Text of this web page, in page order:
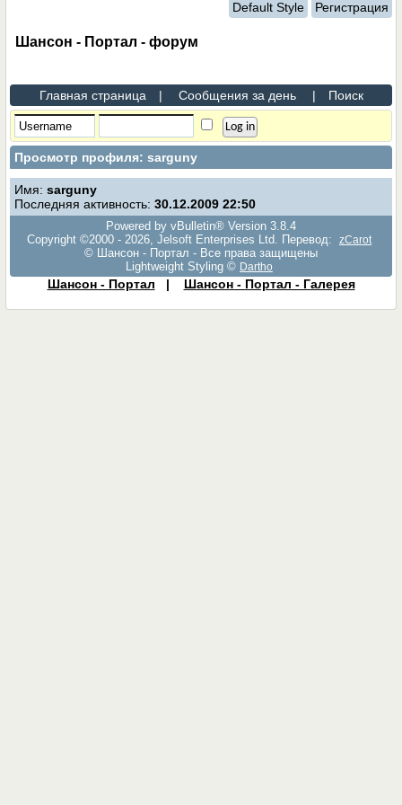
Default Style Регистрация
Шансон - Портал - форум
Главная страница | Сообщения за день | Поиск
Просмотр профиля: sarguny
Имя:sarguny
Последняя активность: 30.12.200922:50
Powered by vBulletin® Version 3.8.4
Copyright ©2000 - 2026, Jelsoft Enterprises Ltd. Перевод:
zCarot
© Шансон - Портал - Все права защищены
Lightweight Styling © Dartho
Шансон - Портал | Шансон - Портал - Галерея